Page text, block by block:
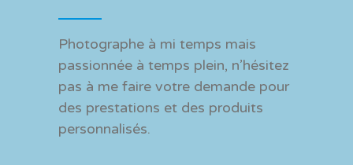
Photographe à mi temps mais
passionnée à temps plein, n’hésitez
pas à me faire votre demande pour
des prestations et des produits
personnalisés.